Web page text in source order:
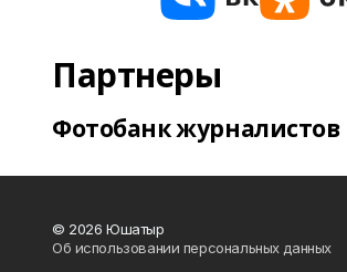
Партнеры
Фотобанк журналистов
© 2026 Юшатыр
Об использовании персональных данных